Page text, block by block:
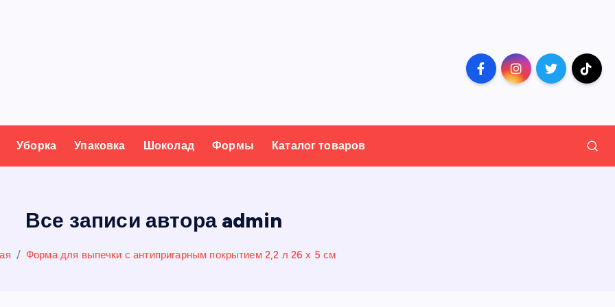
Уборка Упаковка Шоколад Формы Каталог товаров
Все записи автора admin
Форма для выпечки с антипригарным покрытием 2,2 л 26 х 5 см